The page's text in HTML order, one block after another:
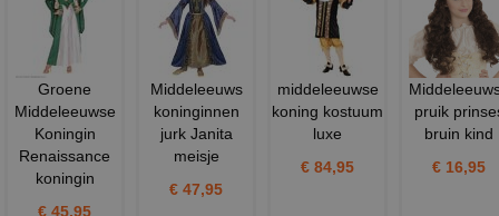
Groene
Middeleeuwse
Koningin
Renaissance
koningin
€ 45,95
Middeleeuws
koninginnen
jurk Janita
meisje
€ 47,95
middeleeuwse
koning kostuum
luxe
€ 84,95
pruik
bruin kind
€ 16,95